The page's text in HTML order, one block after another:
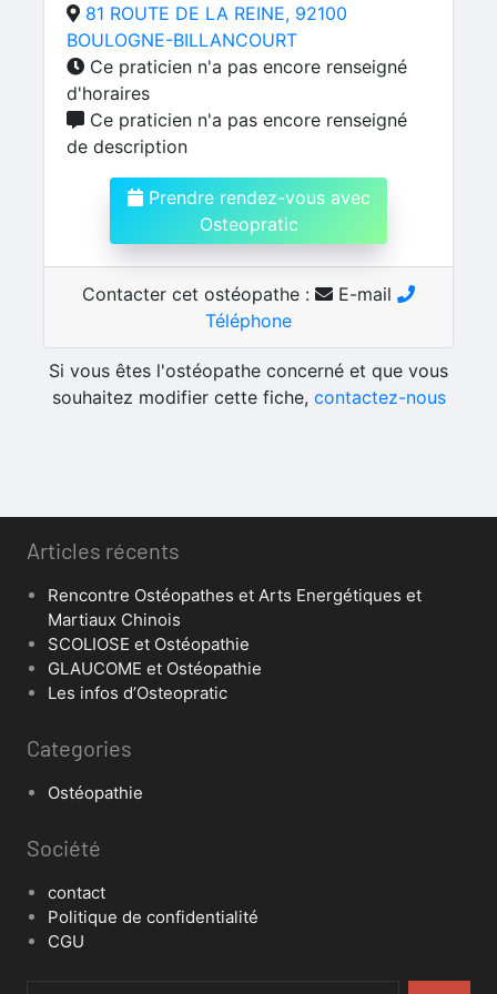
81 ROUTE DE LA REINE, 92100
BOULOGNE-BILLANCOURT
Ce praticien n'a pas encore renseigné
d'horaires
Ce praticien n'a pas encore renseigné
de description
Prendre rendez-vous avec
Osteopratic
Contacter cet ostéopathe :
E-mail
Téléphone
Si vous êtes l'ostéopathe concerné et que vous
souhaitez modifier cette fiche, contactez-nous
Articles récents
Rencontre Ostéopathes et Arts Energétiques et
Martiaux Chinois
SCOLIOSE et Ostéopathie
GLAUCOME et Ostéopathie
Les infos d’Osteopratic
Categories
Ostéopathie
Société
contact
Politique de confidentialité
CGU